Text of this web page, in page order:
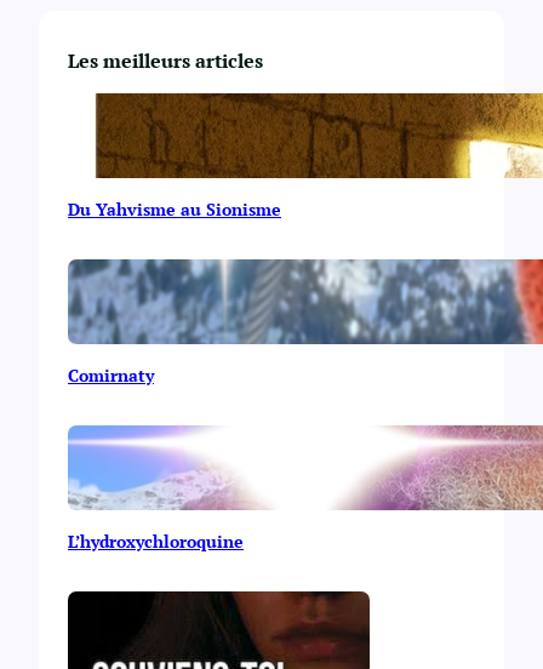
Les meilleurs articles
Du Yahvisme au Sionisme
Comirnaty
L’hydroxychloroquine